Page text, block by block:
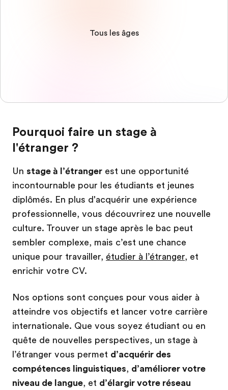
Tous les âges
Pourquoi faire un stage à
l'étranger ?
Un stage à l’étranger est une opportunité
incontournable pour les étudiants et jeunes
diplômés. En plus d'acquérir une expérience
professionnelle, vous découvrirez une nouvelle
culture. Trouver un stage après le bac peut
sembler complexe, mais c’est une chance
unique pour travailler, étudier à l’étranger, et
enrichir votre CV.
Nos options sont conçues pour vous aider à
atteindre vos objectifs et lancer votre carrière
internationale. Que vous soyez étudiant ou en
quête de nouvelles perspectives, un stage à
l’étranger vous permet d’acquérir des
compétences linguistiques, d’améliorer votre
niveau de langue, et d’élargir votre réseau